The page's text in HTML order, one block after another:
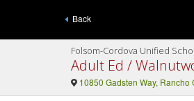
Back
Folsom-Cordova Unified
Adult Ed /
10850 Gadsten Way, Rancho